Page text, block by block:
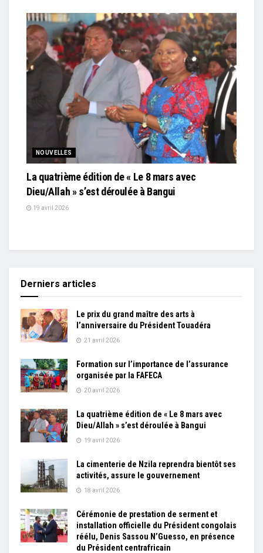
NOUVELLES
La quatrième édition de « Le 8 mars avec
Dieu/Allah » s’est déroulée à Bangui
19 avril 2026
Derniers articles
Le prix du grand maître des arts à
l’anniversaire du Président Touadéra
21 avril 2026
Formation sur l’importance de l’assurance
organisée par la FAFECA
20 avril 2026
La quatrième édition de « Le 8 mars avec
Dieu/Allah » s’est déroulée à Bangui
19 avril 2026
La cimenterie de Nzila reprendra bientôt ses
activités, assure le gouvernement
18 avril 2026
Cérémonie de prestation de serment et
installation officielle du Président congolais
réélu, Denis Sassou N’Guesso, en présence
du Président centrafricain